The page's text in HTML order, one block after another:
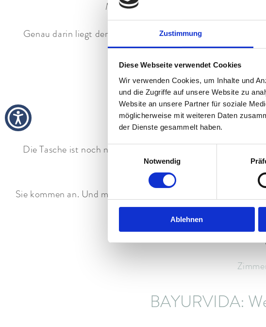
Zustimmung
Diese Webseite verwendet Cookies
Wir verwenden Cookies, um Inhalte und
und die Zugriffe auf unsere Website zu
Website an unsere Partner für soziale
möglicherweise mit weiteren Daten
der Dienste gesammelt haben.
Einwilligungsauswahl
Notwendig
Ablehnen
Muskeln wieder weicher macht. Am
Genau darin liegt der Unterschied. Wellness, Kulinarik,
Bayerischer Luxus meets
Die Tasche ist noch nicht richtig ausgepackt. Aber der
daran,
Sie kommen an. Und merken: Es muss nicht sofort etwas
der Sonne. Der Blick zum
BAYURVIDA: